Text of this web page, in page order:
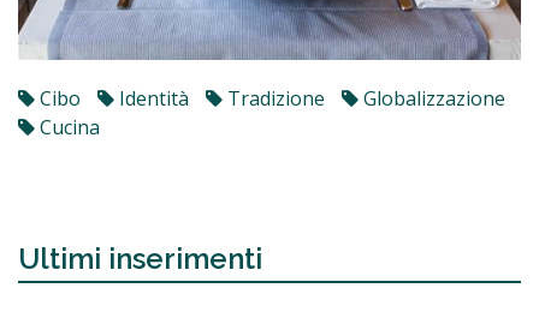
Cibo Identità Tradizione
Globalizzazione
Cucina
Ultimi inserimenti